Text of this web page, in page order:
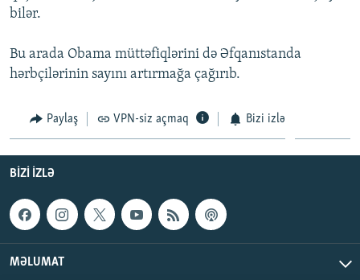
AZADLIQRADIOSU MOBIL TELEFONUNUZDA
BIZIMLƏ ƏLAQƏ
XƏBƏR BÜLLETENLƏRIMIZ
bilər.
Bu arada Obama müttəfiqlərini də Əfqanıstanda
hərbçilərinin sayını artırmağa çağırıb.
Paylaş VPN-siz açmaq Bizi izlə
BIZI IZLƏ
MƏLUMAT